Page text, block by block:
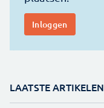
LAATSTE ARTIKELEN